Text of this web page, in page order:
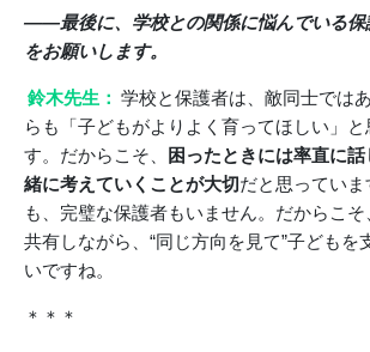
――最後に、学校との関係に悩んでいる保
をお願いします。
鈴木先生： 学校と保護者は、敵同士では
らも「子どもがよりよく育ってほしい」
す。だからこそ、
困ったときには率直に
緒に考えていくことが大切だと思ってい
も、完璧な保護者もいません。だからこ
共有しながら、“同じ方向を見て”子どもを
いですね。
＊＊＊